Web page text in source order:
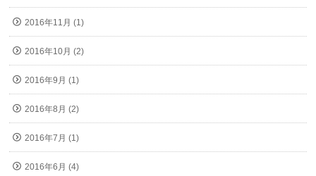
2016年11月 (1)
2016年10月 (2)
2016年9月 (1)
2016年8月 (2)
2016年7月 (1)
2016年6月 (4)